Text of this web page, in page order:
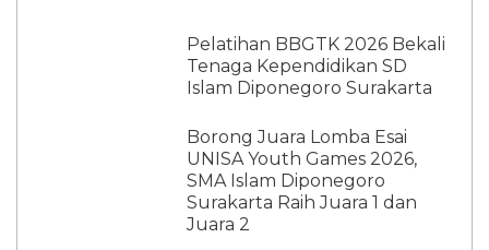
Pelatihan BBGTK 2026 Bekali
Tenaga Kependidikan SD
Islam Diponegoro Surakarta
Borong Juara Lomba Esai
UNISA Youth Games 2026,
SMA Islam Diponegoro
Surakarta Raih Juara 1 dan
Juara 2